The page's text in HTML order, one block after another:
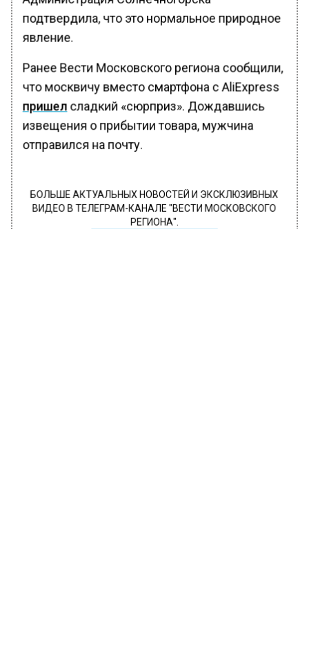
подтвердила, что это нормальное природное
явление.
Ранее Вести Московского региона сообщили,
что москвичу вместо смартфона с AliExpress
пришел сладкий «сюрприз». Дождавшись
извещения о прибытии товара, мужчина
отправился на почту.
БОЛЬШЕ АКТУАЛЬНЫХ НОВОСТЕЙ И ЭКСКЛЮЗИВНЫХ
ВИДЕО В ТЕЛЕГРАМ-КАНАЛЕ "ВЕСТИ МОСКОВСКОГО
РЕГИОНА".